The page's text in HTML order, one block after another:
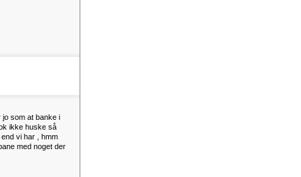
som at banke i
ikke huske så
vi har , hmm
med noget der